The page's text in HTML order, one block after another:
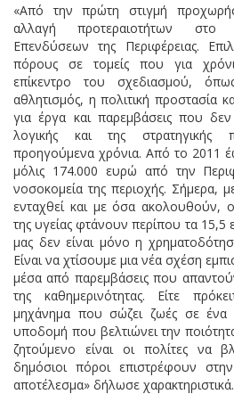
«Από την πρώτη στιγμή
αλλαγή προτεραιοτήτων στο
Επενδύσεων της Περιφέρειας.
πόρους σε τομείς που για
επίκεντρο του σχεδιασμού,
αθλητισμός, η πολιτική προστασία
για έργα και παρεμβάσεις που
λογικής και της
προηγούμενα χρόνια. Από το 2011
μόλις 174.000 ευρώ από την
νοσοκομεία της περιοχής. Σήμερα,
ενταχθεί και με όσα ακολουθούν,
της υγείας φτάνουν περίπου τα 15,5
μας δεν είναι μόνο η
Είναι να χτίσουμε μια νέα σχέση
μέσα από παρεμβάσεις που
της καθημερινότητας. Είτε
μηχάνημα που σώζει ζωές σε ένα
υποδομή που βελτιώνει την
ζητούμενο είναι οι πολίτες να
δημόσιοι πόροι επιστρέφουν
αποτέλεσμα» δήλωσε χαρακτηριστικά.